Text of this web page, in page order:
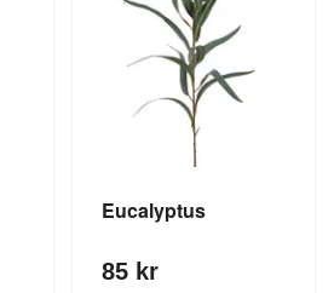
Eucalyptus
85 kr